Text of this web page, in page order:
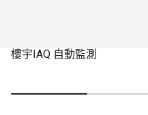
樓宇IAQ 自動監測